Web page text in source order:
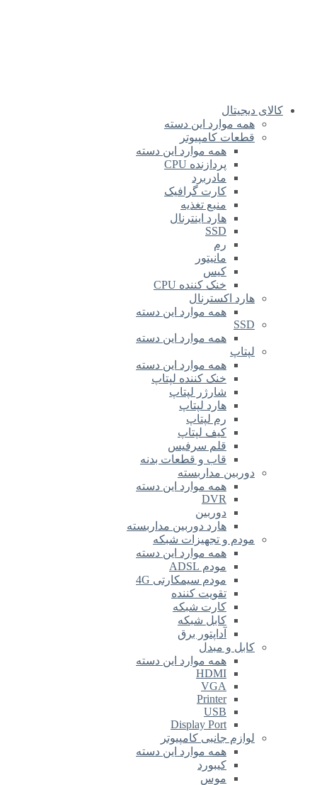
کالای دیجیتال
همه موارد این دسته
قطعات کامپیوتر
همه موارد این دسته
پردازنده CPU
مادربرد
کارت گرافیک
منبع تغذیه
هارد اینترنال
SSD
رم
مانیتور
کیس
خنک کننده CPU
هارد اکسترنال
همه موارد این دسته
SSD
همه موارد این دسته
لپتاپ
همه موارد این دسته
خنک کننده لپتاپ
شارژر لپتاپ
هارد لپتاپ
رم لپتاپ
کیف لپتاپ
قلم سرفیس
قاب و قطعات بدنه
دوربین مداربسته
همه موارد این دسته
DVR
دوربین
هارد دوربین مداربسته
مودم و تجهیزات شبکه
همه موارد این دسته
مودم ADSL
مودم سیمکارتی 4G
تقویت کننده
کارت شبکه
کابل شبکه
آداپتور برق
کابل و مبدل
همه موارد این دسته
HDMI
VGA
Printer
USB
Display Port
لوازم جانبی کامپیوتر
همه موارد این دسته
کیبورد
موس